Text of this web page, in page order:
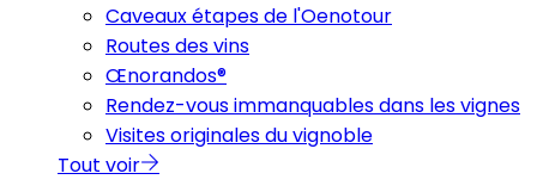
Caveaux étapes de l'Oenotour
Routes des vins
Œnorandos®
Rendez-vous immanquables dans les vignes
Visites originales du vignoble
Tout voir